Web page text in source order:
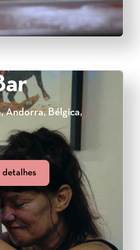
Andorra, Bélgica,
detalhes